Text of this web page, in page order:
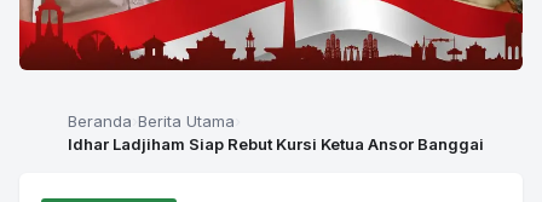
Beranda Berita Utama
Idhar Ladjiham Siap Rebut Kursi Ketua Ansor Banggai